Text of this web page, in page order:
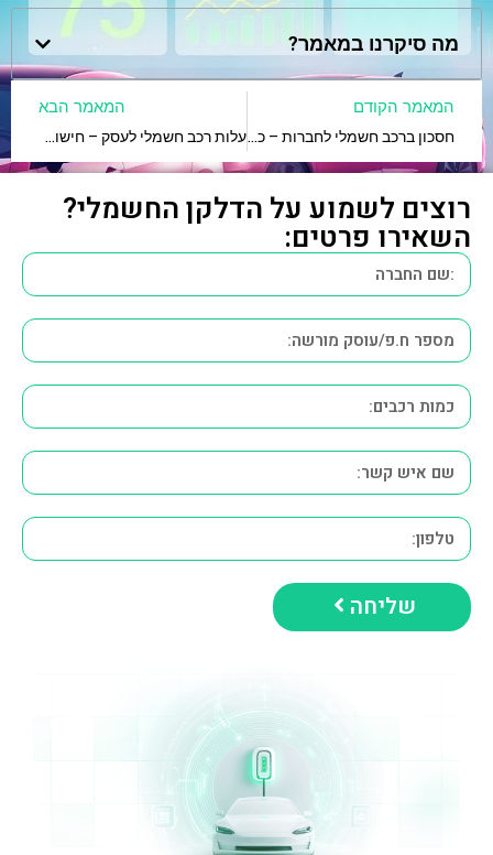
מה סיקרנו במאמר?
המאמר הקודם
חסכון ברכב חשמלי לחברות – כל המספרים על השולחן
המאמר הבא
עלות רכב חשמלי לעסק – חישוב מדויק של כל ההוצאות
רוצים לשמוע על הדלקן החשמלי?
השאירו פרטים:
שליחה